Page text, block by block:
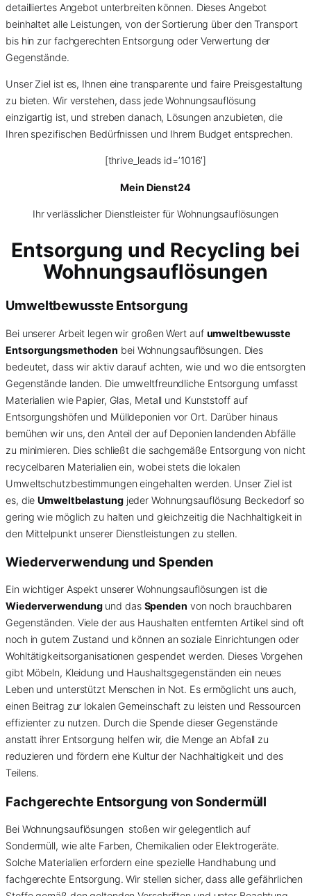
detailliertes Angebot unterbreiten können. Dieses Angebot
beinhaltet alle Leistungen, von der Sortierung über den Transport
bis hin zur fachgerechten Entsorgung oder Verwertung der
Gegenstände.
Unser Ziel ist es, Ihnen eine transparente und faire Preisgestaltung
zu bieten. Wir verstehen, dass jede Wohnungsauflösung
einzigartig ist, und streben danach, Lösungen anzubieten, die
Ihren spezifischen Bedürfnissen und Ihrem Budget entsprechen.
[thrive_leads id=’1016′]
Mein Dienst24
Ihr verlässlicher Dienstleister für Wohnungsauflösungen
Entsorgung und Recycling bei
Wohnungsauflösungen
Umweltbewusste Entsorgung
Bei unserer Arbeit legen wir großen Wert auf umweltbewusste
Entsorgungsmethoden bei Wohnungsauflösungen. Dies
bedeutet, dass wir aktiv darauf achten, wie und wo die entsorgten
Gegenstände landen. Die umweltfreundliche Entsorgung umfasst
Materialien wie Papier, Glas, Metall und Kunststoff auf
Entsorgungshöfen und Mülldeponien vor Ort. Darüber hinaus
bemühen wir uns, den Anteil der auf Deponien landenden Abfälle
zu minimieren. Dies schließt die sachgemäße Entsorgung von nicht
recycelbaren Materialien ein, wobei stets die lokalen
Umweltschutzbestimmungen eingehalten werden. Unser Ziel ist
es, dieUmweltbelastungjeder Wohnungsauflösung Beckedorf so
gering wie möglich zu halten und gleichzeitig die Nachhaltigkeit in
den Mittelpunkt unserer Dienstleistungen zu stellen.
Wiederverwendung und Spenden
Ein wichtiger Aspekt unserer Wohnungsauflösungen ist die
Wiederverwendungund das Spenden von noch brauchbaren
Gegenständen. Viele der aus Haushalten entfernten Artikel sind oft
noch in gutem Zustand und können an soziale Einrichtungen oder
Wohltätigkeitsorganisationen gespendet werden. Dieses Vorgehen
gibt Möbeln, Kleidung und Haushaltsgegenständen ein neues
Leben und unterstützt Menschen in Not. Es ermöglicht uns auch,
einen Beitrag zur lokalen Gemeinschaft zu leisten und Ressourcen
effizienter zu nutzen. Durch die Spende dieser Gegenstände
anstatt ihrer Entsorgung helfen wir, die Menge an Abfall zu
reduzieren und fördern eine Kultur der Nachhaltigkeit und des
Teilens.
Fachgerechte Entsorgung vonSondermüll
Bei Wohnungsauflösungen stoßen wir gelegentlich auf
Sondermüll, wie alte Farben, Chemikalien oder Elektrogeräte.
Solche Materialien erfordern eine spezielle Handhabung und
fachgerechte Entsorgung. Wir stellen sicher, dass alle gefährlichen